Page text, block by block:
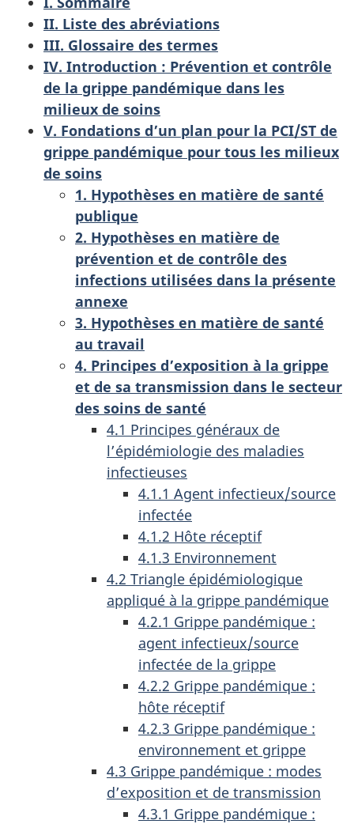
II. Liste des abréviations
III. Glossaire des termes
IV. Introduction : Prévention et contrôle
de la grippe pandémique dans les
milieux de soins
V. Fondations d’un plan pour la PCI/ST de
grippe pandémique pour tous les milieux
de soins
1. Hypothèses en matière de santé
publique
2. Hypothèses en matière de
prévention et de contrôle des
infections utilisées dans la présente
annexe
3. Hypothèses en matière de santé
au travail
4. Principes d’exposition à la grippe
et de sa transmission dans le secteur
des soins de santé
4.1 Principes généraux de
l’épidémiologie des maladies
infectieuses
4.1.1 Agent infectieux/source
infectée
4.1.2 Hôte réceptif
4.1.3 Environnement
4.2 Triangle épidémiologique
appliqué à la grippe pandémique
4.2.1 Grippe pandémique :
agent infectieux/source
infectée de la grippe
4.2.2 Grippe pandémique :
hôte réceptif
4.2.3 Grippe pandémique :
environnement et grippe
4.3 Grippe pandémique : modes
d’exposition et de transmission
4.3.1 Grippe pandémique :